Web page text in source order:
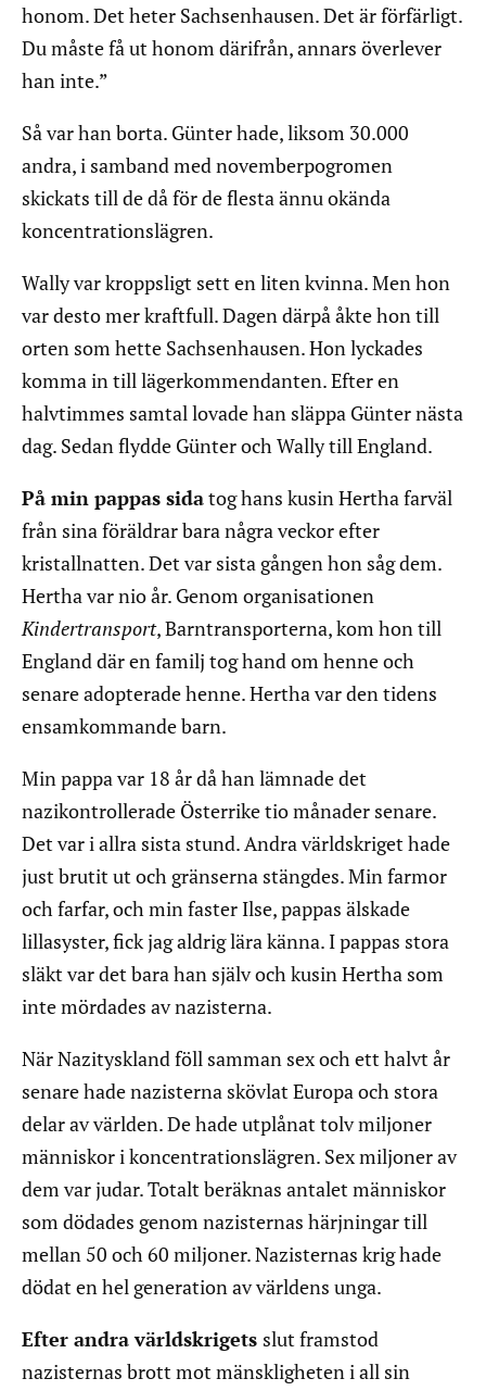
honom. Det heter Sachsenhausen. Det är förfärligt.
Du måste få ut honom därifrån, annars överlever
han inte.”
Så var han borta. Günter hade, liksom 30.000
andra, i samband med novemberpogromen
skickats till de då för de flesta ännu okända
koncentrationslägren.
Wally var kroppsligt sett en liten kvinna. Men hon
var desto mer kraftfull. Dagen därpå åkte hon till
orten som hette Sachsenhausen. Hon lyckades
komma in till lägerkommendanten. Efter en
halvtimmes samtal lovade han släppa Günter nästa
dag. Sedan flydde Günter och Wally till England.
På min pappas sidatog hans kusin Hertha farväl
från sina föräldrar bara några veckor efter
kristallnatten. Det var sista gången hon såg dem.
Hertha var nio år. Genom organisationen
Kindertransport, Barntransporterna, kom hon till
England där en familj tog hand om henne och
senare adopterade henne. Hertha var den tidens
ensamkommande barn.
Min pappa var 18 år då han lämnade det
nazikontrollerade Österrike tio månader senare.
Det var i allra sista stund. Andra världskriget hade
just brutit ut och gränserna stängdes. Min farmor
och farfar, och min faster Ilse, pappas älskade
lillasyster, fick jag aldrig lära känna. I pappas stora
släkt var det bara han själv och kusin Hertha som
inte mördades av nazisterna.
När Nazityskland föll samman sex och ett halvt år
senare hade nazisterna skövlat Europa och stora
delar av världen. De hade utplånat tolv miljoner
människor i koncentrationslägren. Sex miljoner av
dem var judar. Totalt beräknas antalet människor
som dödades genom nazisternas härjningar till
mellan 50 och 60 miljoner. Nazisternas krig hade
dödat en hel generation av världens unga.
Efter andra världskrigets slut framstod
nazisternas brott mot mänskligheten i all sin